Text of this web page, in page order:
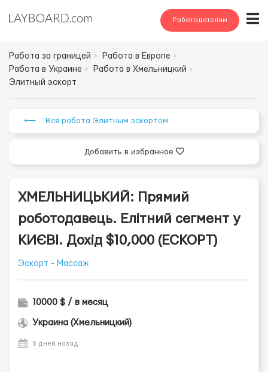
Работодателям
Работа за границей
Работа в Европе
Работа в Украине
Работа в Хмельницкий
Элитный эскорт
⟵ Вся работа Элитным эскортом
Добавить в избранное
ХМЕЛЬНИЦЬКИЙ: Прямий
роботодавець. Елітний сегмент у
КИЄВІ. Дохід $10,000 (ЕСКОРТ)
Эскорт - Массаж
10000 $ / в месяц
Украина (Хмельницкий)
6 дней назад